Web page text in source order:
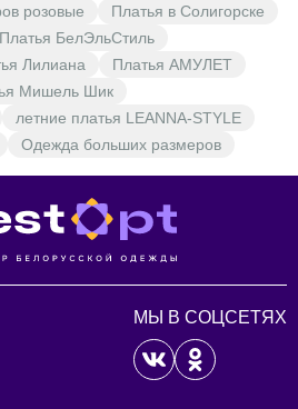
розовые
Платья в Солигорске
Платья БелЭльСтиль
Лилиана
Платья АМУЛЕТ
Мишель Шик
летние платья LEANNA-STYLE
Одежда больших размеров
МЫ В СОЦСЕТЯХ